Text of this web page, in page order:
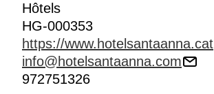
Hôtels
HG-000353
https://www.hotelsantaanna.cat
info@hotelsantaanna.com
972751326